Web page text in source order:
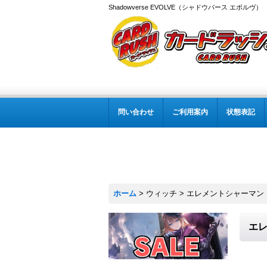
Shadowverse EVOLVE（シャドウバース エボルヴ
問い合わせ ご利用案内 状態表記
ホーム > ウィッチ > エレメントシャーマ
エ